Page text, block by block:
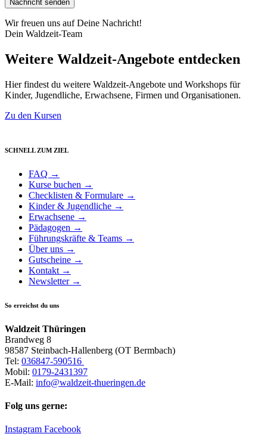
Wir freuen uns auf Deine Nachricht!
Dein Waldzeit-Team
Weitere Waldzeit-Angebote entdecken
Hier findest du weitere Waldzeit-Angebote und Workshops für
Kinder, Jugendliche, Erwachsene, Firmen und Organisationen.
Zu den Kursen
SCHNELL ZUM ZIEL
FAQ →
Kurse buchen →
Checklisten & Formulare →
Kinder & Jugendliche →
Erwachsene →
Pädagogen →
Führungskräfte & Teams →
Über uns →
Gutscheine →
Kontakt →
Newsletter →
So erreichst du uns
Waldzeit Thüringen
Brandweg 8
98587 Steinbach-Hallenberg (OT Bermbach)
Tel: 036847-590516
Mobil: 0179-2431397
E-Mail: info@waldzeit-thueringen.de
Folg uns gerne:
Instagram Facebook